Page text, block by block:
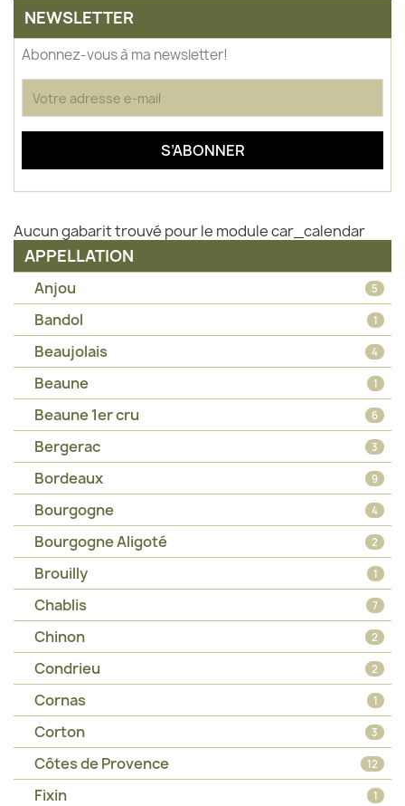
NEWSLETTER
Abonnez-vous à ma newsletter!
Aucun gabarit trouvé pour le module car_calendar
APPELLATION
Anjou 5
Bandol 1
Beaujolais 4
Beaune 1
Beaune 1er cru 6
Bergerac 3
Bordeaux 9
Bourgogne 4
Bourgogne Aligoté 2
Brouilly 1
Chablis 7
Chinon 2
Condrieu 2
Cornas 1
Corton 3
Côtes de Provence 12
Fixin 1